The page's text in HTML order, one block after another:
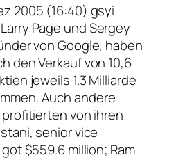
2005 (16:40) gsyi
Page und Sergey
von Google, haben
den Verkauf von 10,6
jeweils 1.3 Milliarde
Auch andere
von ihren
senior vice
$559.6 million; Ram